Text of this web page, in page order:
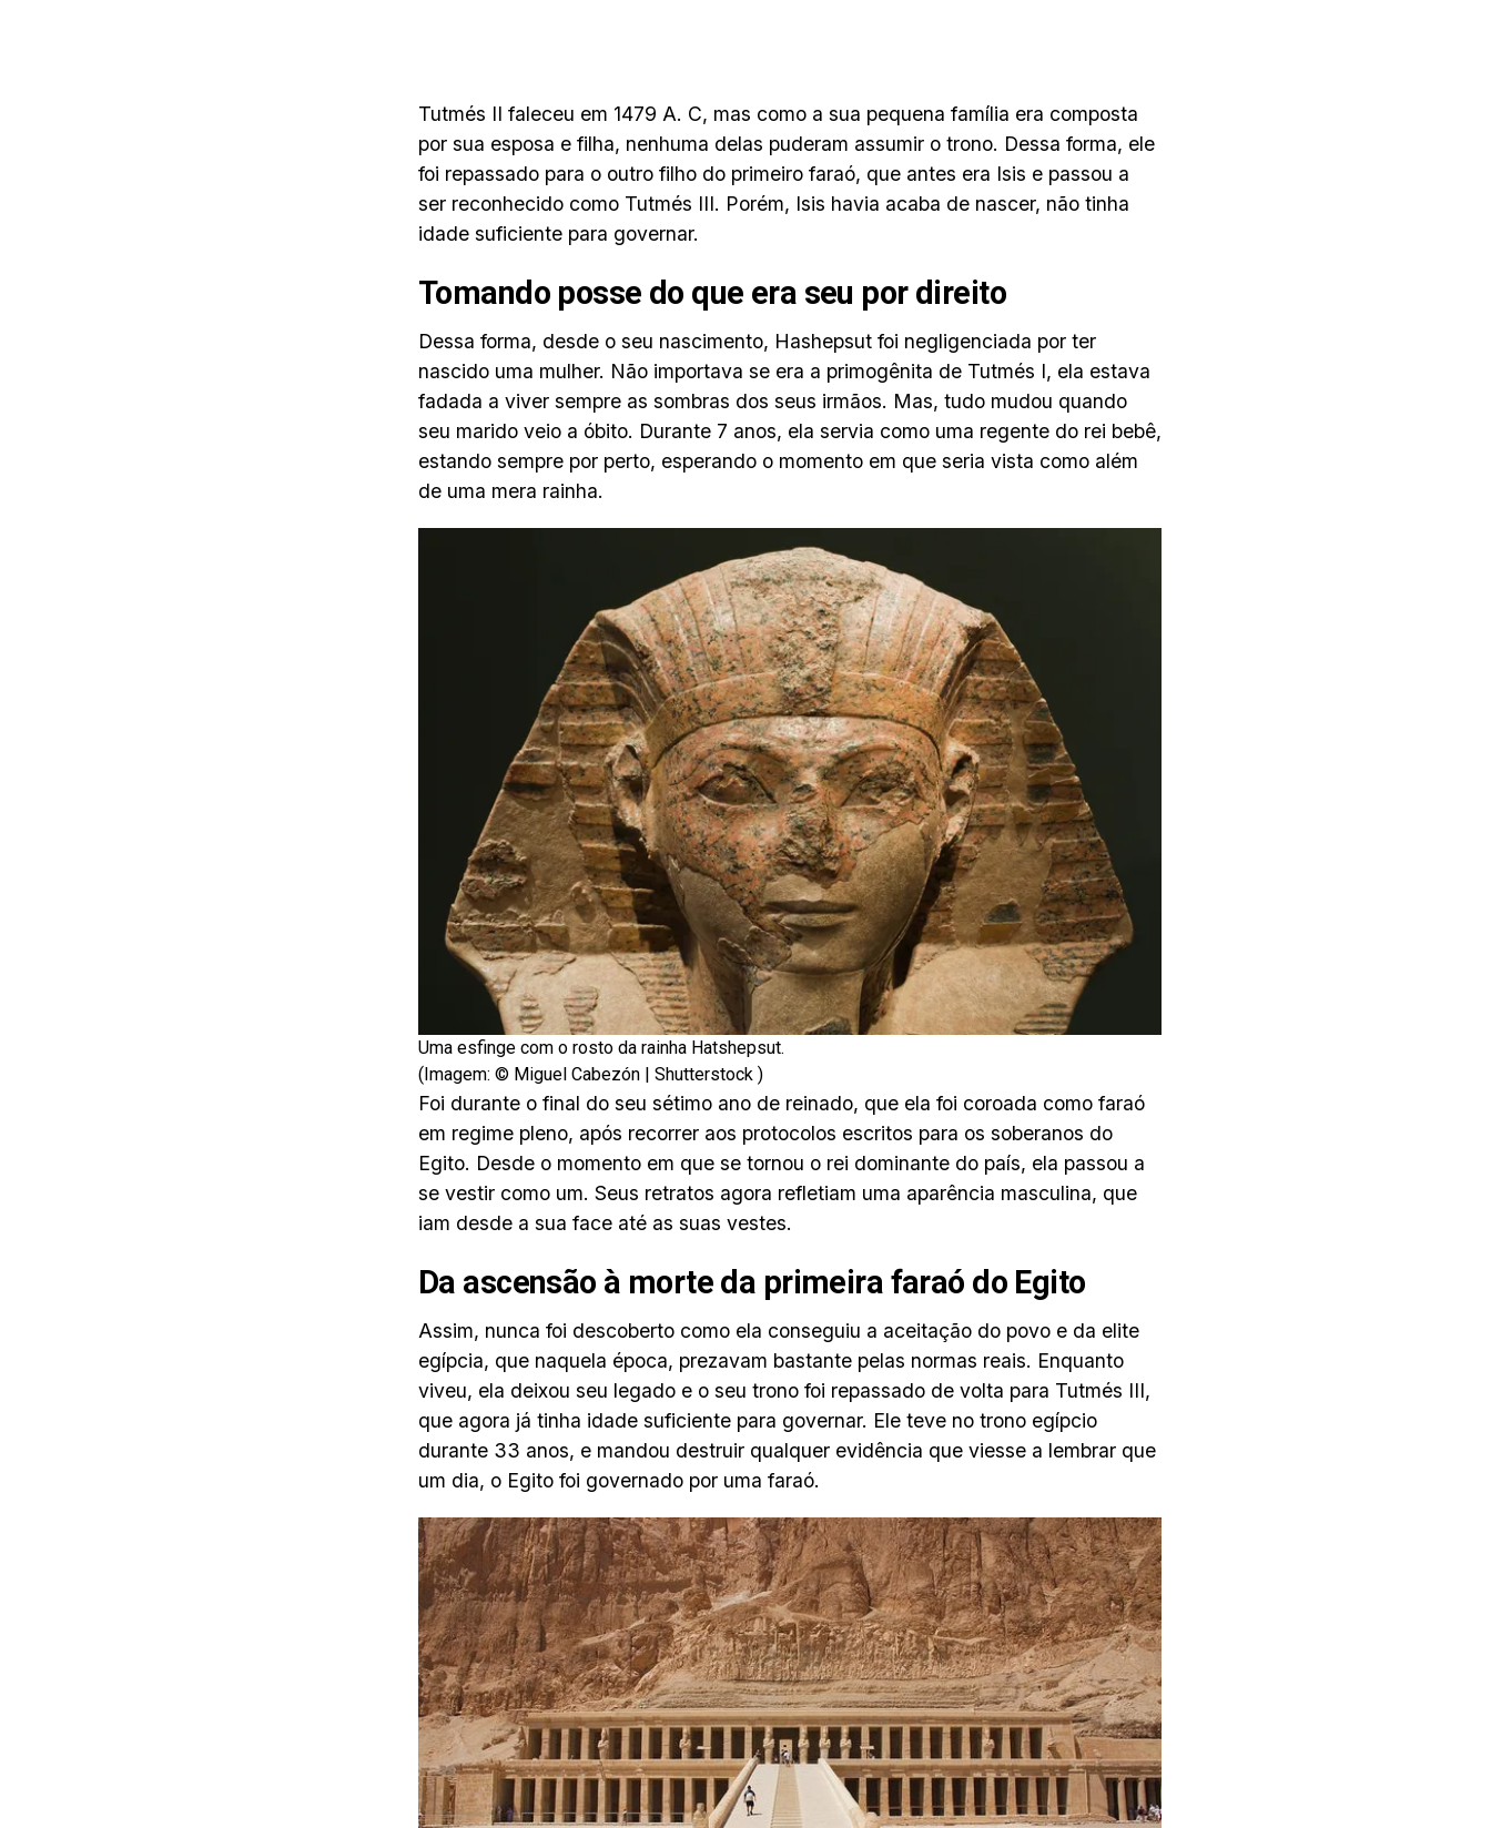
Tutmés II faleceu em 1479 A. C, mas como a sua pequena família era composta
por sua esposa e filha, nenhuma delas puderam assumir o trono. Dessa forma, ele
foi repassado para o outro filho do primeiro faraó, que antes era Isis e passou a
ser reconhecido como Tutmés III. Porém, Isis havia acaba de nascer, não tinha
idade suficiente para governar.
Tomando posse do que era seu por direito
Dessa forma, desde o seu nascimento, Hashepsut foi negligenciada por ter
nascido uma mulher. Não importava se era a primogênita de Tutmés I, ela estava
fadada a viver sempre as sombras dos seus irmãos. Mas, tudo mudou quando
seu marido veio a óbito. Durante 7 anos, ela servia como uma regente do rei bebê,
estando sempre por perto, esperando o momento em que seria vista como além
de uma mera rainha.
Uma esfinge com o rosto da rainha Hatshepsut.
(Imagem: © Miguel Cabezón | Shutterstock )
Foi durante o final do seu sétimo ano de reinado, que ela foi coroada como faraó
em regime pleno, após recorrer aos protocolos escritos para os soberanos do
Egito. Desde o momento em que se tornou o rei dominante do país, ela passou a
se vestir como um. Seus retratos agora refletiam uma aparência masculina, que
iam desde a sua face até as suas vestes.
Da ascensão à morte da primeira faraó do Egito
Assim, nunca foi descoberto como ela conseguiu a aceitação do povo e da elite
egípcia, que naquela época, prezavam bastante pelas normas reais. Enquanto
viveu, ela deixou seu legado e o seu trono foi repassado de volta para Tutmés III,
que agora já tinha idade suficiente para governar. Ele teve no trono egípcio
durante 33 anos, e mandou destruir qualquer evidência que viesse a lembrar que
um dia, o Egito foi governado por uma faraó.